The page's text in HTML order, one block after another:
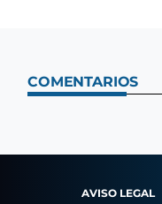
COMENTARIOS
AVISO LEGAL